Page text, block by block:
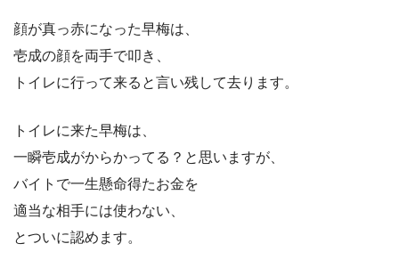
顔が真っ赤になった早梅は、
壱成の顔を両手で叩き、
トイレに行って来ると言い残して去ります。
トイレに来た早梅は、
一瞬壱成がからかってる？と思いますが、
バイトで一生懸命得たお金を
適当な相手には使わない、
とついに認めます。